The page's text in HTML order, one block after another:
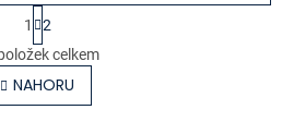
O
v
l
á
S
t
r
á
n
k
1
2
celkem
NAHORU